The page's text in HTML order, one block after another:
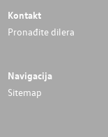
Kontakt
Pronađite dilera
Navigacija
Sitemap